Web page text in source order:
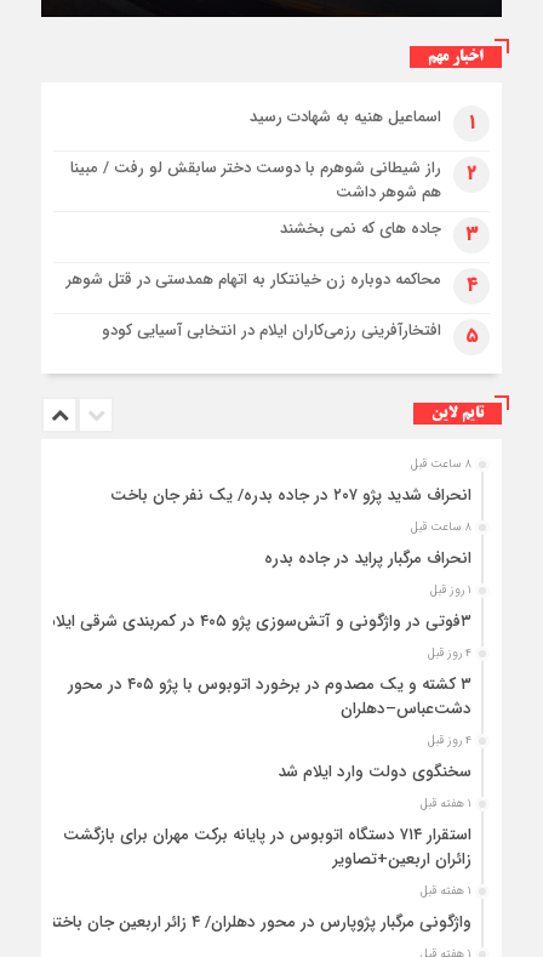
اخبار مهم
۱ اسماعیل هنیه به شهادت رسید
۲
راز شیطانی شوهرم با دوست دختر سابقش لو رفت / مبینا
هم شوهر داشت
۳ جاده های که نمی بخشند
۴ محاکمه دوباره زن خیانتکار به اتهام همدستی در قتل شوهر
۵ افتخارآفرینی رزمی‌کاران ایلام در انتخابی آسیایی کودو
تایم لاین
۸ ساعت قبل
انحراف شدید پژو ۲۰۷ در جاده بدره/ یک نفر جان باخت
۸ ساعت قبل
انحراف مرگبار پراید در جاده بدره
۱ روز قبل
۳فوتی در واژگونی و آتش‌سوزی پژو ۴۰۵ در کمربندی شرقی ایلام
۴ روز قبل
۳ کشته و یک مصدوم در برخورد اتوبوس با پژو ۴۰۵ در محور
دشت‌عباس–دهلران
۴ روز قبل
سخنگوی دولت وارد ایلام شد
۱ هفته قبل
استقرار ۷۱۴ دستگاه اتوبوس در پایانه برکت مهران برای بازگشت
زائران اربعین+تصاویر
۱ هفته قبل
واژگونی مرگبار پژوپارس در محور دهلران/ ۴ زائر اربعین جان باختند